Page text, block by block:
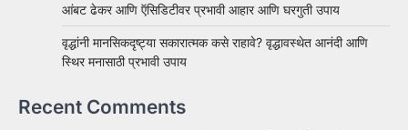
आंबट ढेकर आणि ऍसिडिटीवर प्रभावी आहार आणि घरगुती उपाय
वृद्धांनी मानसिकदृष्ट्या सकारात्मक कसे राहावे? वृद्धावस्थेत आनंदी आणि
स्थिर मनासाठी प्रभावी उपाय
Recent Comments